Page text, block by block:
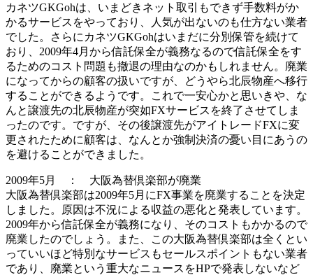
カネツGKGohは、いまどきネット取引もできず手数料がか
かるサービスをやっており、人気が出ないのも仕方ない業者
でした。さらにカネツGKGohはいまだに分別保管を続けて
おり、2009年4月から信託保全が義務なるので信託保全をす
るためのコスト問題も撤退の理由なのかもしれません。廃業
になってからの顧客の扱いですが、どうやら北辰物産へ移行
することができるようです。これで一安心かと思いきや、な
んと譲渡先の北辰物産が突如FXサービスを終了させてしま
ったのです。ですが、その後譲渡先がアイトレードFXに変
更されたために顧客は、なんとか強制決済の憂い目にあうの
を避けることができました。
2009年5月 ： 大阪為替倶楽部が廃業
大阪為替倶楽部は2009年5月にFX事業を廃業することを決定
しました。原因は不況による収益の悪化と発表しています。
2009年から信託保全が義務になり、そのコストもかかるので
廃業したのでしょう。また、この大阪為替倶楽部は全くとい
っていいほど特別なサービスもセールスポイントもない業者
であり、廃業という重大なニュースをHPで発表しないなど